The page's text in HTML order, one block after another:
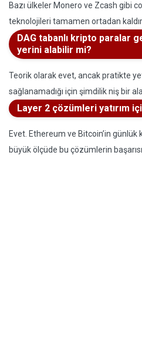
Bazı ülkeler Monero ve Zcash gibi
teknolojileri tamamen ortadan
DAG tabanlı kripto paralar
yerini alabilir mi?
Teorik olarak evet, ancak pratikte
sağlanamadığı için şimdilik niş bir
Layer 2 çözümleri yatırım
Evet. Ethereum ve Bitcoin’in günlük
büyük ölçüde bu çözümlerin